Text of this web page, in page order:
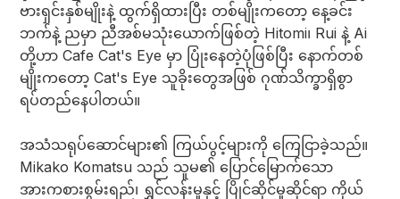
ဗားရှင်းနှစ်မျိုးနဲ့ ထွက်ရှိထားပြီး တစ်မျိုးကတော့ နေ့ခင်း
ဘက်နဲ့ ညမှာ ညီအစ်မသုံးယောက်ဖြစ်တဲ့ Hitomi၊ Rui နဲ့ Ai
တို့ဟာ Cafe Cat's Eye မှာ ပြုံးနေတဲ့ပုံဖြစ်ပြီး နောက်တစ်
မျိုးကတော့ Cat's Eye သူခိုးတွေအဖြစ် ဂုဏ်သိက္ခာရှိစွာ
ရပ်တည်နေပါတယ်။
အသံသရုပ်ဆောင်များ၏ ကြယ်ပွင့်များကို ကြေငြာခဲ့သည်။
Mikako Komatsu သည် သူမ၏ ပြောင်မြောက်သော
အားကစားစွမ်းရည်၊ ရွှင်လန်းမှုနှင့် ပြိုင်ဆိုင်မှုဆိုင်ရာ ကိုယ်